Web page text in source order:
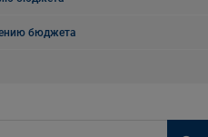
бюджета